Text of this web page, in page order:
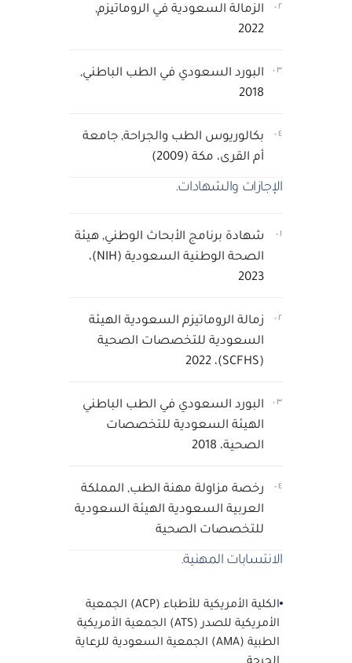
الزمالة السعودية في الروماتيزم,
البورد السعودي في الطب الباطني,
بكالوريوس الطب والجراحة, جامعة
أم القرى، مكة (2009)
الإجازات والشهادات.
شهادة برنامج الأبحاث الوطني, هيئة
الصحة الوطنية السعودية (NIH)،
زمالة الروماتيزم السعودية الهيئة
السعودية للتخصصات الصحية
البورد السعودي في الطب الباطني
الهيئة السعودية للتخصصات
الصحية، 2018
رخصة مزاولة مهنة الطب, المملكة
العربية السعودية الهيئة السعودية
للتخصصات الصحية
الانتسابات المهنية.
الكلية الأمريكية للأطباء (ACP) الجمعية
الأمريكية للصدر (ATS) الجمعية الأمريكية
الطبية (AMA) الجمعية السعودية للرعاية
الحرجة